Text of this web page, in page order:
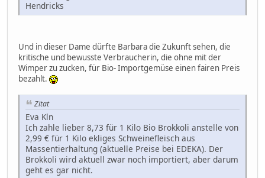
Hendricks
Und in dieser Dame dürfte Barbara die Zukunft sehen, die
kritische und bewusste Verbraucherin, die ohne mit der
Wimper zu zucken, für Bio- Importgemüse einen fairen Preis
bezahlt.
Zitat
Eva Kln
Ich zahle lieber 8,73 für 1 Kilo Bio Brokkoli anstelle von
2,99 € für 1 Kilo ekliges Schweinefleisch aus
Massentierhaltung (aktuelle Preise bei EDEKA). Der
Brokkoli wird aktuell zwar noch importiert, aber darum
geht es gar nicht.